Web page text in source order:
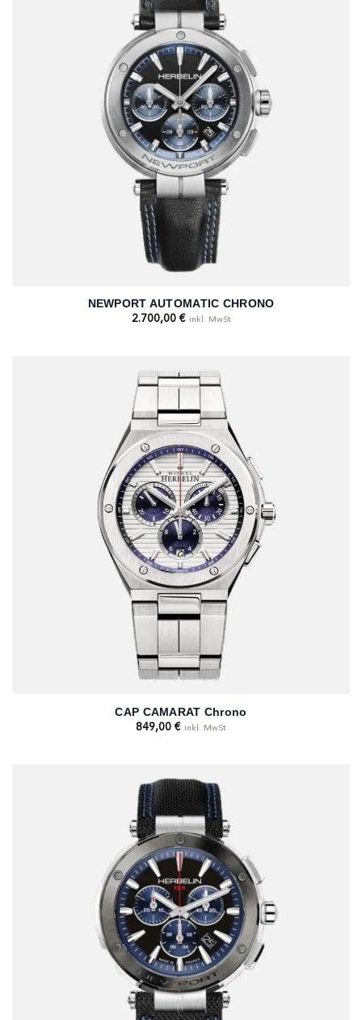
NEWPORT AUTOMATIC CHRONO
2.700,00 € inkl. MwSt
CAP CAMARAT Chrono
849,00 € inkl. MwSt